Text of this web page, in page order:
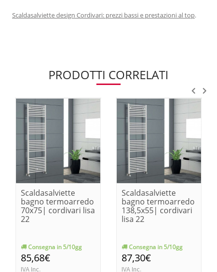
Scaldasalviette design Cordivari: prezzi bassi e prestazioni al top.
PRODOTTI CORRELATI
Scaldasalviette
bagno termoarredo
70x75| cordivari lisa
22
Consegna in 5/10gg
85,68€
IVA Inc.
Scaldasalviette
bagno termoarredo
138,5x55| cordivari
lisa 22
Consegna in 5/10gg
87,30€
IVA Inc.